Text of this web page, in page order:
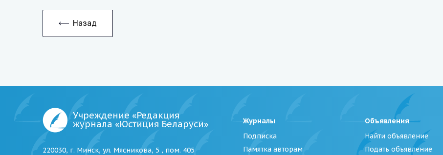
Назад
Учреждение «Редакция
журнала «Юстиция Беларуси»
220030, г. Минск, ул. Мясникова, 5 , пом. 405
Журналы
Подписка
Памятка авторам
Объявления
Найти объявление
Подать объявление